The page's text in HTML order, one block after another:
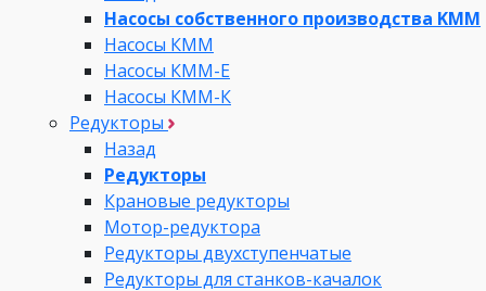
Насосы собственного производства KMM
Насосы КММ
Насосы КММ-Е
Насосы КММ-К
Редукторы
Назад
Редукторы
Крановые редукторы
Мотор-редуктора
Редукторы двухступенчатые
Редукторы для станков-качалок